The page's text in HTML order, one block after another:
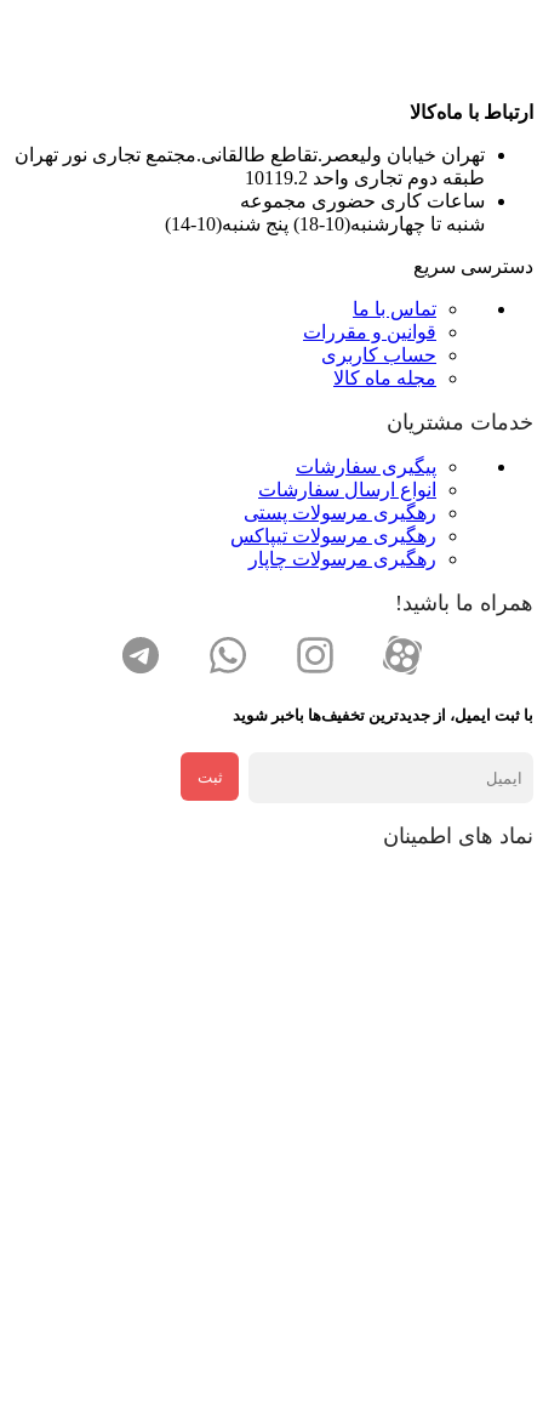
ارتباط با ماه‌کالا
تهران خیابان ولیعصر.تقاطع طالقانی.مجتمع تجاری نور تهران
طبقه دوم تجاری واحد 10119.2
ساعات کاری حضوری مجموعه
شنبه تا چهارشنبه(10-18) پنج شنبه(10-14)
دسترسی سریع
تماس با ما
قوانین و مقررات
حساب کاربری
مجله ماه کالا
خدمات مشتریان
پیگیری سفارشات
انواع ارسال سفارشات
رهگیری مرسولات پستی
رهگیری مرسولات تیپاکس
رهگیری مرسولات چاپار
همراه ما باشید!
با ثبت ایمیل، از جدید‌ترین تخفیف‌ها با‌خبر شوید
ثبت
نماد های اطمینان